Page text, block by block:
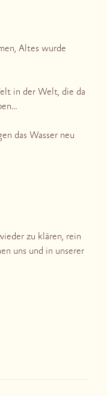
Altes wurde
in der Welt, die da
das Wasser neu
zu klären, rein
uns und in unserer